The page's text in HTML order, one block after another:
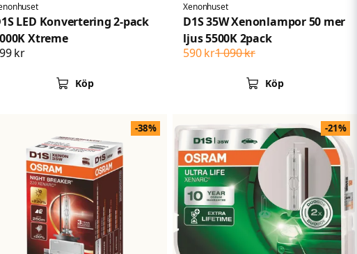
LED Konvertering 2-pack
Xtreme
kr
Köp
Xenonhuset
D1S 35W Xenonlampor 50 mer
ljus 5500K 2pack
1 090 kr
590 kr
Köp
-38% -21%